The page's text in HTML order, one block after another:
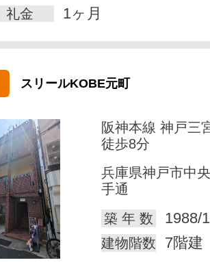
礼金 1ヶ月
スリールKOBE元町
阪神本線 神戸三
徒歩8分
兵庫県神戸市中
手通
築 年 数
1988/
建物階数 7階建